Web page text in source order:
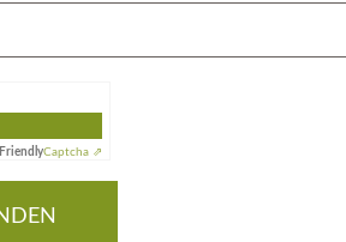
FriendlyCaptcha ⇗